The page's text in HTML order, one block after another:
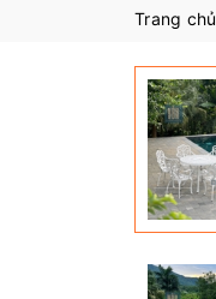
Trang chủ